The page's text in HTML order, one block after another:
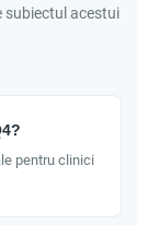
subiectul acestui
pentru clinici